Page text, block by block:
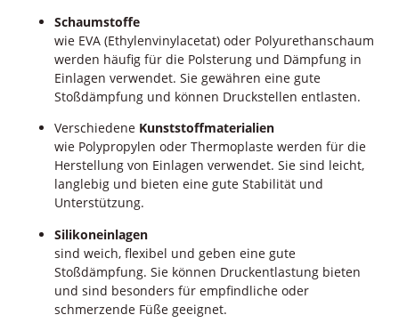
Schaumstoffe
wie EVA (Ethylenvinylacetat) oder Polyurethanschaum
werden häufig für die Polsterung und Dämpfung in
Einlagen verwendet. Sie gewähren eine gute
Stoßdämpfung und können Druckstellen entlasten.
Verschiedene Kunststoffmaterialien
wie Polypropylen oder Thermoplaste werden für die
Herstellung von Einlagen verwendet. Sie sind leicht,
langlebig und bieten eine gute Stabilität und
Unterstützung.
Silikoneinlagen
sind weich, flexibel und geben eine gute
Stoßdämpfung. Sie können Druckentlastung bieten
und sind besonders für empfindliche oder
schmerzende Füße geeignet.